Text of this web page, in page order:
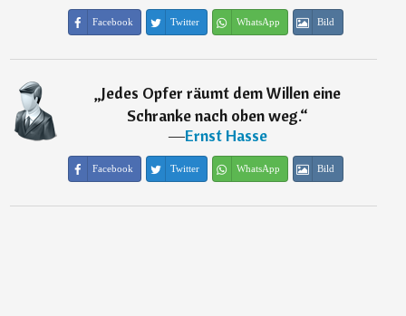
Facebook Twitter WhatsApp Bild
„Jedes Opfer räumt dem Willen eine
Schranke nach oben weg.“
―Ernst Hasse
Facebook Twitter WhatsApp Bild